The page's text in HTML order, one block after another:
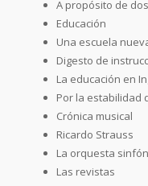
A propósito de
Educación
Una escuela
Digesto de
La educación en
Por la estabilidad
Crónica musical
Ricardo Strauss
La orquesta
Las revistas